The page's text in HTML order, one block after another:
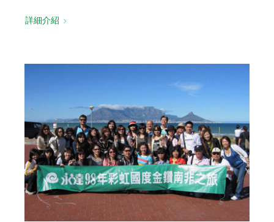
詳細介紹